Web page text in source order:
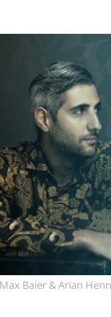
Baier & Arian